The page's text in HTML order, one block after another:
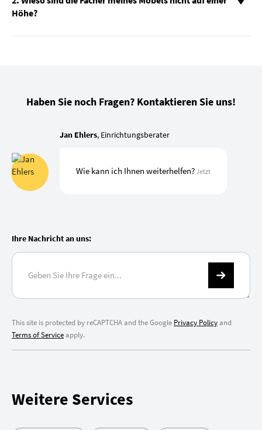
Höhe?
Haben Sie noch Fragen? Kontaktieren Sie uns!
Jan Ehlers, Einrichtungsberater
Wie kann ich Ihnen weiterhelfen?Jetzt
Ihre Nachricht an uns:
This site is protected by reCAPTCHA and the Google Privacy Policyand
Terms of Serviceapply.
Weitere Services